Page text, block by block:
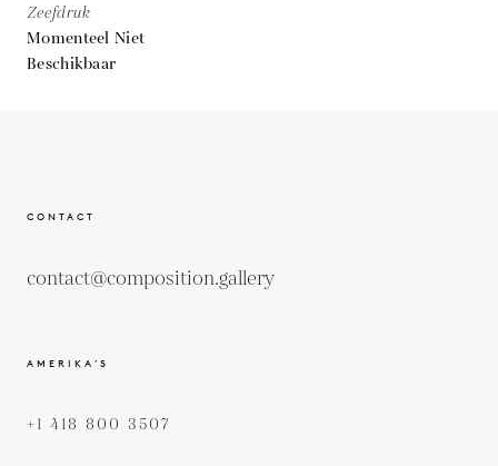
Zeefdruk
Momenteel Niet
Beschikbaar
CONTACT
contact@composition.gallery
AMERIKA’S
+1 418 800 3507